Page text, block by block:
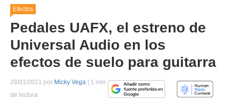
Efectos
Pedales UAFX, el estreno de
Universal Audio en los
efectos de suelo para guitarra
28/01/2021 por Micky Vega | 1 min
de lectura